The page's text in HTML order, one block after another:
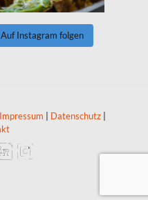
Auf Instagram folgen
Impressum Datenschutz|